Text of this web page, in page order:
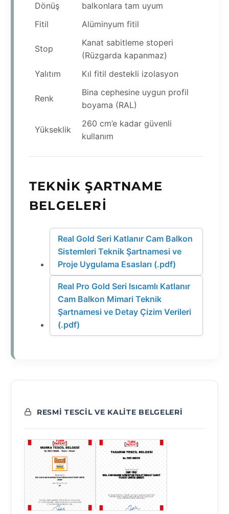
Dönüş
balkonlara tam uyum
Fitil
Alüminyum fitil
Stop
Kanat sabitleme stoperi
(Rüzgarda kapanmaz)
Yalıtım
Kıl fitil destekli izolasyon
Renk
Bina cephesine uygun profil
boyama (RAL)
Yükseklik
260 cm’e kadar güvenli
kullanım
TEKNIK ŞARTNAME
BELGELERI
Real Gold Seri Katlanır Cam Balkon
Sistemleri Teknik Şartnamesi ve
Proje Uygulama Esasları (.pdf)
Real Pro Gold Seri Isıcamlı Katlanır
Cam Balkon Mimari Teknik
Şartnamesi ve Detay Çizim Verileri
(.pdf)
RESMI TESCIL VE KALITE BELGELERI